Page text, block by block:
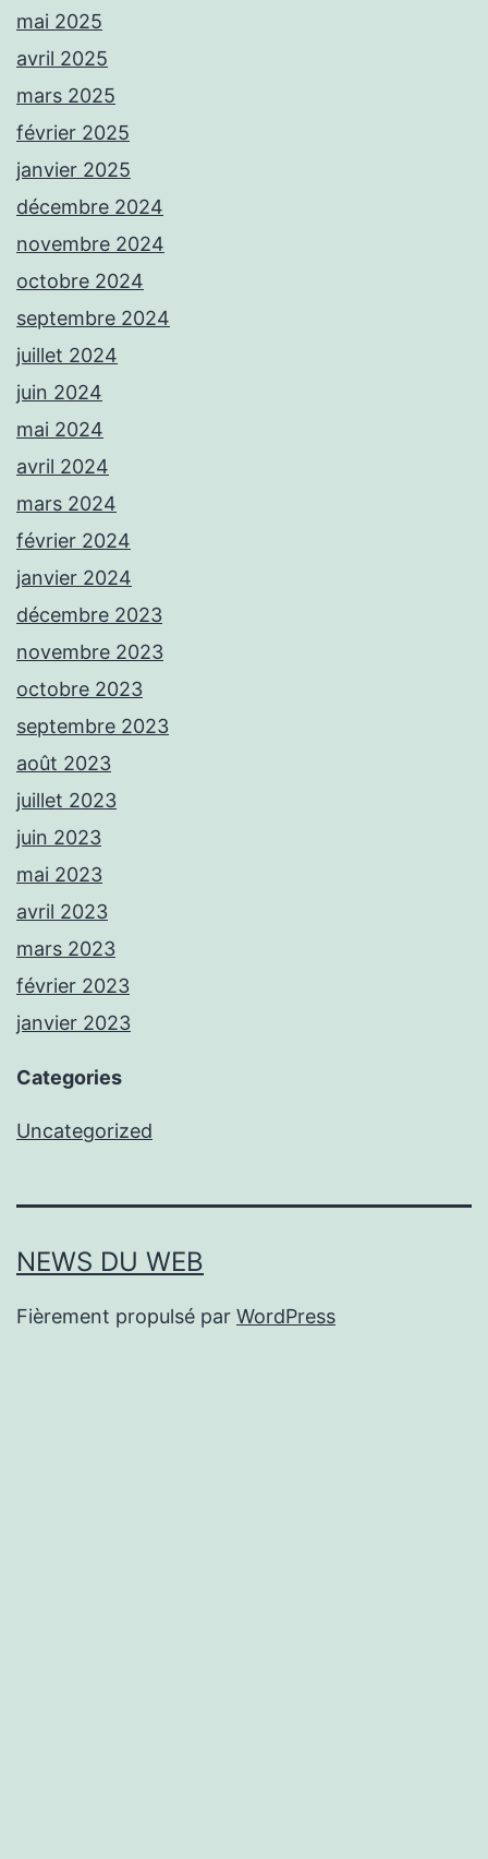
mai 2025
avril 2025
mars 2025
février 2025
janvier 2025
décembre 2024
novembre 2024
octobre 2024
septembre 2024
juillet 2024
juin 2024
mai 2024
avril 2024
mars 2024
février 2024
janvier 2024
décembre 2023
novembre 2023
octobre 2023
septembre 2023
août 2023
juillet 2023
juin 2023
mai 2023
avril 2023
mars 2023
février 2023
janvier 2023
Categories
Uncategorized
NEWS DU WEB
Fièrement propulsé par WordPress